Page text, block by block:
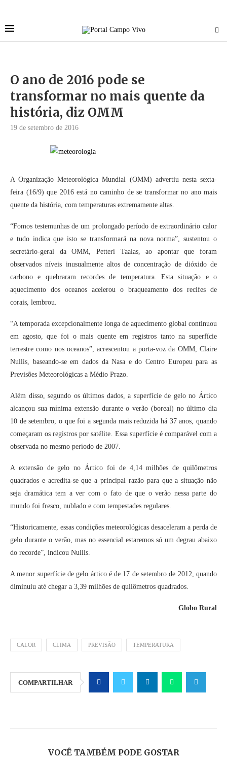
O ano de 2016 pode se
transformar no mais quente da
história, diz OMM
19 de setembro de 2016
A Organização Meteorológica Mundial (OMM) advertiu nesta sexta-
feira (16/9) que 2016 está no caminho de se transformar no ano mais
quente da história, com temperaturas extremamente altas.
“Fomos testemunhas de um prolongado período de extraordinário calor
e tudo indica que isto se transformará na nova norma”, sustentou o
secretário-geral da OMM, Petteri Taalas, ao apontar que foram
observados níveis inusualmente altos de concentração de dióxido de
carbono e quebraram recordes de temperatura. Esta situação e o
aquecimento dos oceanos acelerou o braqueamento dos recifes de
corais, lembrou.
“A temporada excepcionalmente longa de aquecimento global continuou
em agosto, que foi o mais quente em registros tanto na superfície
terrestre como nos oceanos”, acrescentou a porta-voz da OMM, Claire
Nullis, baseando-se em dados da Nasa e do Centro Europeu para as
Previsões Meteorológicas a Médio Prazo.
Além disso, segundo os últimos dados, a superfície de gelo no Ártico
alcançou sua mínima extensão durante o verão (boreal) no último dia
10 de setembro, o que foi a segunda mais reduzida há 37 anos, quando
começaram os registros por satélite. Essa superfície é comparável com a
observada no mesmo período de 2007.
A extensão de gelo no Ártico foi de 4,14 milhões de quilômetros
quadrados e acredita-se que a principal razão para que a situação não
seja dramática tem a ver com o fato de que o verão nessa parte do
mundo foi fresco, nublado e com tempestades regulares.
“Historicamente, essas condições meteorológicas desaceleram a perda de
gelo durante o verão, mas no essencial estaremos só um degrau abaixo
do recorde”, indicou Nullis.
A menor superfície de gelo ártico é de 17 de setembro de 2012, quando
diminuiu até chegar a 3,39 milhões de quilômetros quadrados.
Globo Rural
CALOR CLIMA PREVISÃO TEMPERATURA
COMPARTILHAR
VOCÊ TAMBÉM PODE GOSTAR